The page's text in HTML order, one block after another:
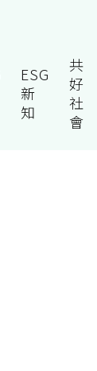
ESG
新
知
共
好
社
會